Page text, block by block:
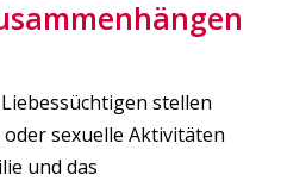
stellen
sexuelle Aktivitäten
und das